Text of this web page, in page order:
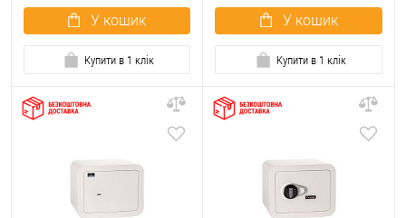
У кошик
Купити в 1 клік
У кошик
Купити в 1 клік